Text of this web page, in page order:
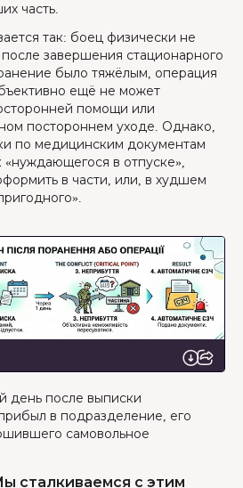
часть.
так: боец физически не
завершения стационарного
было тяжёлым, операция
ещё не может
помощи или
постороннем уходе. Однако,
по медицинским документам
«нуждающегося в отпуске»,
в части, или, в худшем
день после выписки
в подразделение, его
самовольное
сталкиваемся с этим